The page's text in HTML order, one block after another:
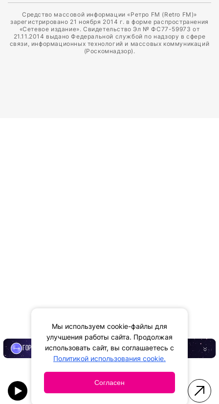
ГОРОСКОП
Средство массовой информации «Ретро FM (Retro FM)»
зарегистрировано 21 ноября 2014 г. в форме распространения
«Сетевое издание». Свидетельство Эл № ФС77-59973 от
21.11.2014 выдано Федеральной службой по надзору в сфере
связи, информационных технологий и массовых коммуникаций
(Роскомнадзор).
Мы используем cookie-файлы для
улучшения работы сайта. Продолжая
использовать сайт, вы соглашаетесь с
Политикой использования cookie.
Согласен